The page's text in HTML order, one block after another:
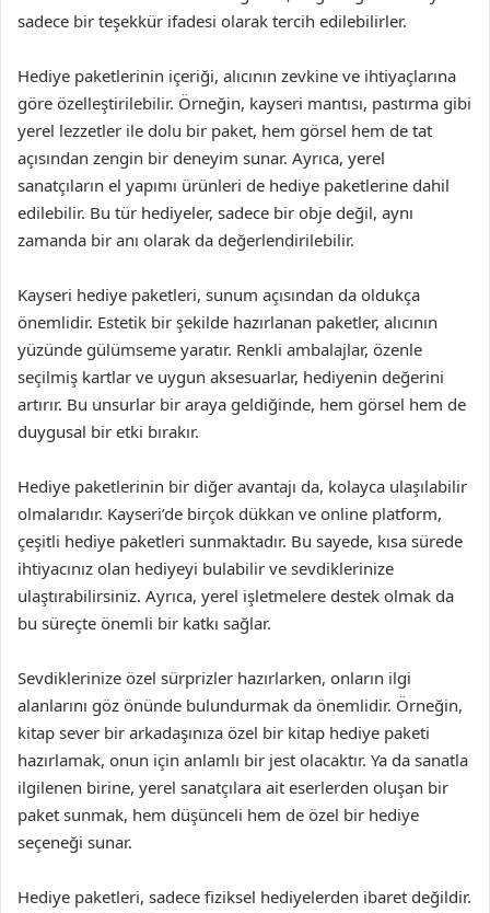
sadece bir teşekkür ifadesi olarak tercih edilebilirler.
Hediye paketlerinin içeriği, alıcının zevkine ve ihtiyaçlarına
göre özelleştirilebilir. Örneğin, kayseri mantısı, pastırma gibi
yerel lezzetler ile dolu bir paket, hem görsel hem de tat
açısından zengin bir deneyim sunar. Ayrıca, yerel
sanatçıların el yapımı ürünleri de hediye paketlerine dahil
edilebilir. Bu tür hediyeler, sadece bir obje değil, aynı
zamanda bir anı olarak da değerlendirilebilir.
Kayseri hediye paketleri, sunum açısından da oldukça
önemlidir. Estetik bir şekilde hazırlanan paketler, alıcının
yüzünde gülümseme yaratır. Renkli ambalajlar, özenle
seçilmiş kartlar ve uygun aksesuarlar, hediyenin değerini
artırır. Bu unsurlar bir araya geldiğinde, hem görsel hem de
duygusal bir etki bırakır.
Hediye paketlerinin bir diğer avantajı da, kolayca ulaşılabilir
olmalarıdır. Kayseri’de birçok dükkan ve online platform,
çeşitli hediye paketleri sunmaktadır. Bu sayede, kısa sürede
ihtiyacınız olan hediyeyi bulabilir ve sevdiklerinize
ulaştırabilirsiniz. Ayrıca, yerel işletmelere destek olmak da
bu süreçte önemli bir katkı sağlar.
Sevdiklerinize özel sürprizler hazırlarken, onların ilgi
alanlarını göz önünde bulundurmak da önemlidir. Örneğin,
kitap sever bir arkadaşınıza özel bir kitap hediye paketi
hazırlamak, onun için anlamlı bir jest olacaktır. Ya da sanatla
ilgilenen birine, yerel sanatçılara ait eserlerden oluşan bir
paket sunmak, hem düşünceli hem de özel bir hediye
seçeneği sunar.
Hediye paketleri, sadece fiziksel hediyelerden ibaret değildir.